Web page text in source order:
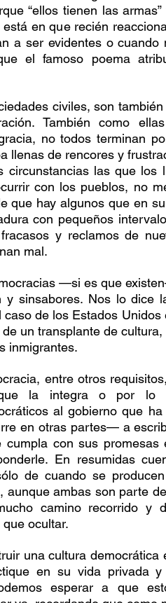
“ellos tienen las
está en que recién
a ser evidentes o
el famoso poema
civiles, son
También como
no todos terminan
llenas de rencores y
circunstancias las que los
con los pueblos, no
que hay algunos que en
con pequeños
y reclamos de
mal.
—si es que
y sinsabores. Nos lo dice
caso de los Estados
un transplante de
inmigrantes.
entre otros
la integra o por lo
al gobierno que
en otras partes— a
cumpla con sus
En resumidas
de cuando se
aunque ambas son parte
camino recorrido y
ocultar.
una cultura democrática
en su vida privada
esperar a que